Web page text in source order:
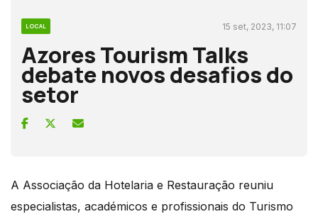
LOCAL 15 set, 2023, 11:07
Azores Tourism Talks
debate novos desafios do
setor
A Associação da Hotelaria e Restauração reuniu
especialistas, académicos e profissionais do Turismo